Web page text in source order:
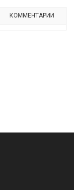
КОММЕНТАРИИ